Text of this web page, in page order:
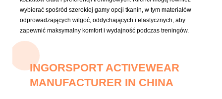
wybierać spośród szerokiej gamy opcji tkanin, w tym materiałów
odprowadzających wilgoć, oddychających i elastycznych, aby
zapewnić maksymalny komfort i wydajność podczas treningów.
INGORSPORT ACTIVEWEAR
MANUFACTURER IN CHINA